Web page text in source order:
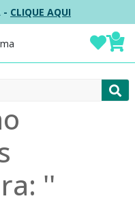
- CLIQUE AQUI
''